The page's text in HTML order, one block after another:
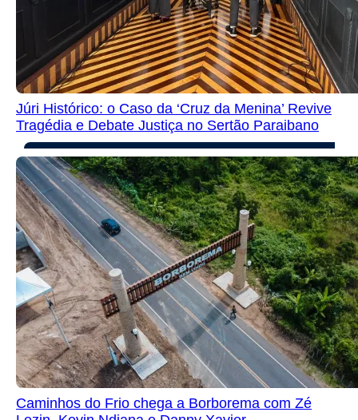
Júri Histórico: o Caso da ‘Cruz da Menina’ Revive
Tragédia e Debate Justiça no Sertão Paraibano
Caminhos do Frio chega a Borborema com Zé